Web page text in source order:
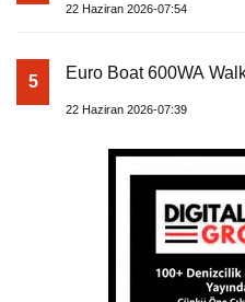
22 Haziran 2026-07:54
5 Euro Boat 600WA
22 Haziran 2026-07:39